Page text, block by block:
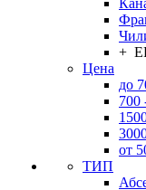
+
Цена
до
700
от
ТИП